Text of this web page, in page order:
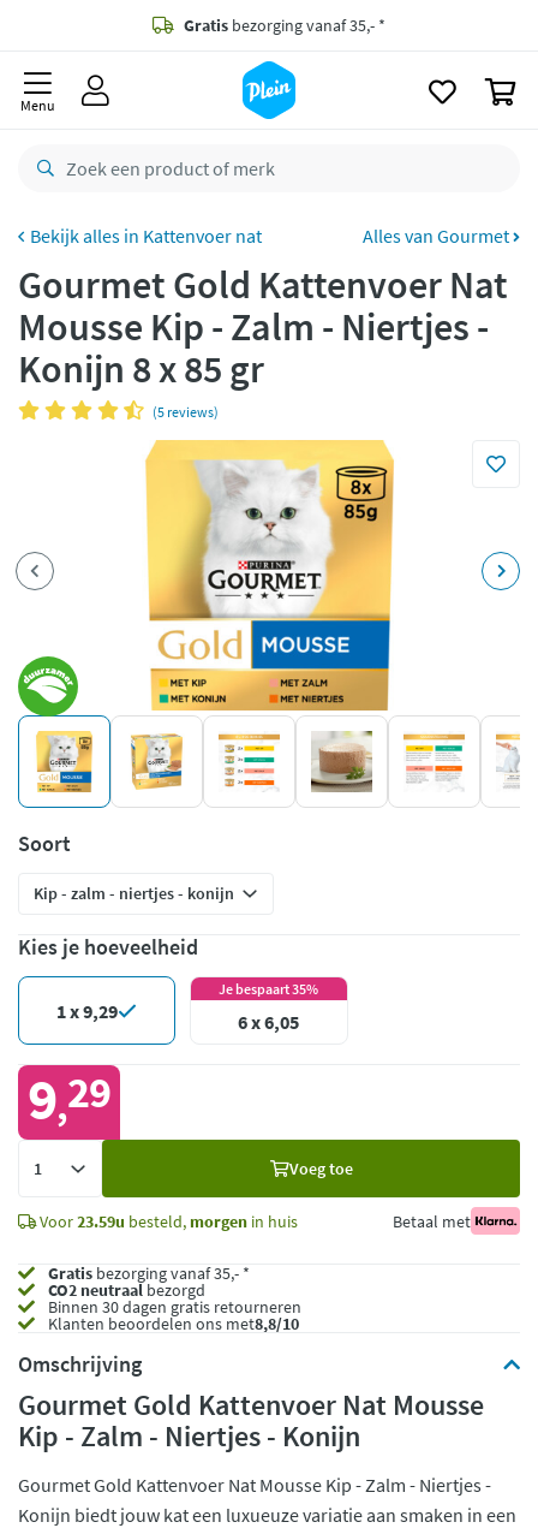
Gratis bezorging vanaf 35,- *
besteld,
retourneren
CO2 neutraal
Betaal met Klarna
Menu
Kattenvoer nat Alles van Gourmet
Gourmet Gold Kattenvoer Nat
Mousse Kip - Zalm - Niertjes -
Konijn 8 x 85 gr
(5 reviews)
Soort
Kies je hoeveelheid
1 x 9,29
Je bespaart 35%
6 x 6,05
9,29
Voeg toe
Voor23.59u besteld, morgen in huis Betaal met
Gratis bezorging vanaf 35,- *
CO2 neutraalbezorgd
Binnen 30 dagen gratis retourneren
Klanten beoordelen ons met8,8/10
Omschrijving
Gourmet Gold Kattenvoer Nat Mousse
Kip - Zalm - Niertjes - Konijn
Gourmet Gold Kattenvoer Nat Mousse Kip - Zalm - Niertjes -
Konijn biedt jouw kat een luxueuze variatie aan smaken in een